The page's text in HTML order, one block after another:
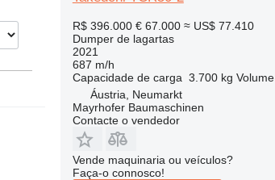
R$ 396.000 € 67.000 ≈ US$ 77.410
Dumper de lagartas
2021
687 m/h
Capacidade de carga 3.700 kg Volume
Áustria, Neumarkt
Mayrhofer Baumaschinen
Contacte o vendedor
Vende maquinaria ou veículos?
Faça-o connosco!